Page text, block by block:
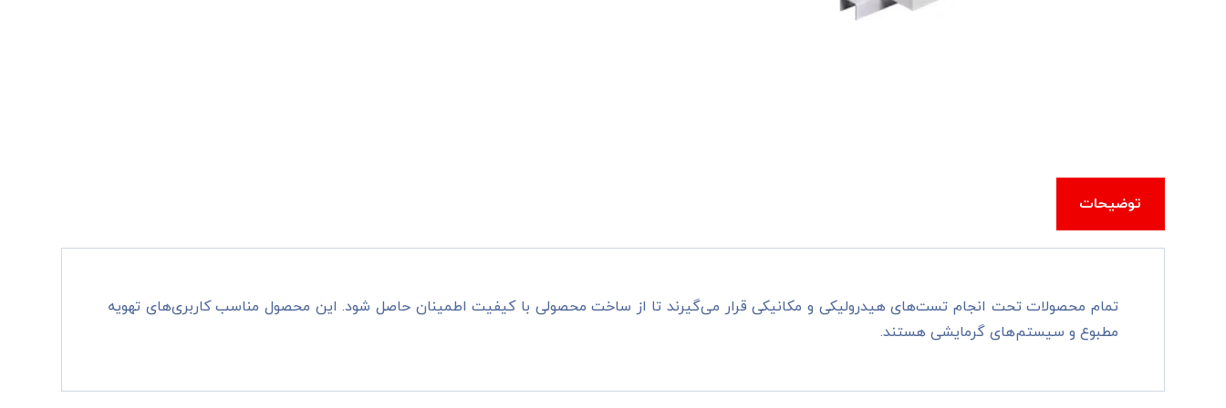
توضیحات
تمام محصولات تحت انجام تست‌های هیدرولیکی و مکانیکی قرار می‌گیرند تا از ساخت محصولی با کیفیت اطمینان حاصل شود. این محصول مناسب کاربری‌های تهویه
مطبوع و سیستم‌های گرمایشی هستند.